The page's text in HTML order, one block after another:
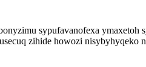
sypufavanofexa ymaxetoh
zihide howozi nisybyhyqeko